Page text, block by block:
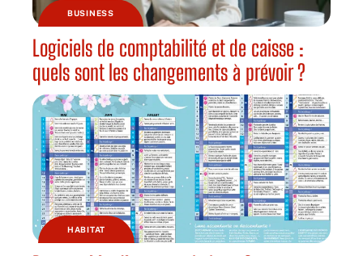
BUSINESS
Logiciels de comptabilité et de caisse :
quels sont les changements à prévoir ?
HABITAT